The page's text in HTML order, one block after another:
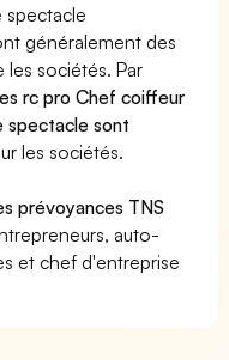
spectacle
généralement des
les sociétés. Par
rc pro Chef coiffeur
spectacle sont
les sociétés.
prévoyances TNS
auto-
et chef d'entreprise